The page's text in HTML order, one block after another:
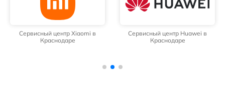
Сервисный центр Xiaomi в
Краснодаре
Сервисный центр Huawei в
Краснодаре